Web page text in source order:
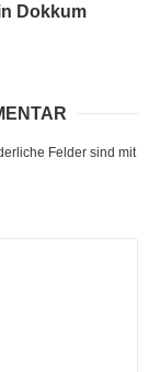
Dokkum
Felder sind mit